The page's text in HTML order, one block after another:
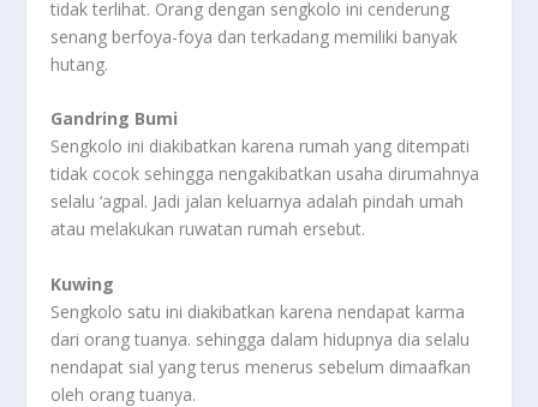
tidak terlihat. Orang dengan sengkolo ini cenderung
senang berfoya-foya dan terkadang memiliki banyak
hutang.
Gandring Bumi
Sengkolo ini diakibatkan karena rumah yang ditempati
tidak cocok sehingga nengakibatkan usaha dirumahnya
selalu ‘agpal. Jadi jalan keluarnya adalah pindah umah
atau melakukan ruwatan rumah ersebut.
Kuwing
Sengkolo satu ini diakibatkan karena nendapat karma
dari orang tuanya. sehingga dalam hidupnya dia selalu
nendapat sial yang terus menerus sebelum dimaafkan
oleh orang tuanya.